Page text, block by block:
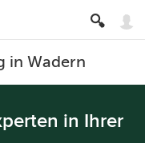
in Wadern
in Ihrer